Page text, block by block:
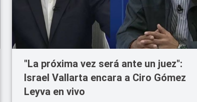
"La próxima vez será ante un juez":
Israel Vallarta encara a Ciro Gómez
Leyva en vivo